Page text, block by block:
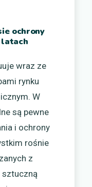
ochrony
wraz ze
rynku
W
są pewne
i ochrony
rośnie
z